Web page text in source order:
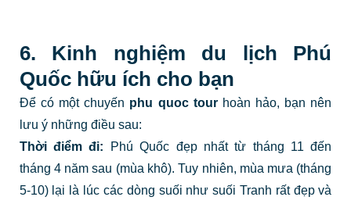
6. Kinh nghiệm du lịch Phú
Quốc hữu ích cho bạn
Để có một chuyến phu quoc tourhoàn hảo, bạn nên
lưu ý những điều sau:
Thời điểm đi: Phú Quốc đẹp nhất từ tháng 11 đến
tháng 4 năm sau (mùa khô). Tuy nhiên, mùa mưa (tháng
5-10) lại là lúc các dòng suối như suối Tranh rất đẹp và